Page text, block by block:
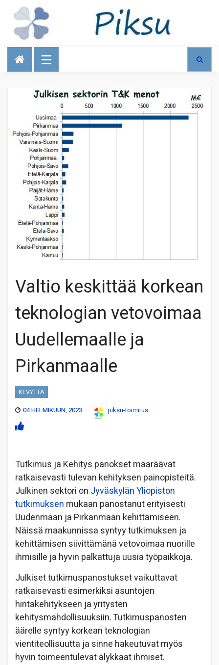
Talous
Valtio keskittää korkean
teknologian vetovoimaa
Uudellemaalle ja
Pirkanmaalle
KEVYTTÄ
04 HELMIKUUN, 2023
piksu-toimitus
Tutkimus ja Kehitys panokset määräävät
ratkaisevasti tulevan kehityksen painopisteitä.
Julkinen sektori on Jyväskylän Yliopiston
tutkimuksen mukaan panostanut erityisesti
Uudenmaan ja Pirkanmaan kehittämiseen.
Näissä maakunnissa syntyy tutkimuksen ja
kehittämisen siivittämänä vetovoimaa nuorille
ihmisille ja hyvin palkattuja uusia työpaikkoja.
Julkiset tutkimuspanostukset vaikuttavat
ratkaisevasti esimerkiksi asuntojen
hintakehitykseen ja yritysten
kehitysmahdollisuuksiin. Tutkimuspanosten
äärelle syntyy korkean teknologian
vientiteollisuutta ja sinne hakeutuvat myös
hyvin toimeentulevat älykkäät ihmiset.